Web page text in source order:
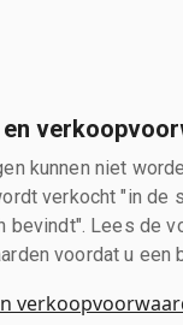
kunnen niet
verkocht "in de
bevindt". Lees de
voordat u een